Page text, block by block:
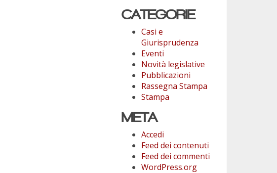
CATEGORIE
Casi e
Giurisprudenza
Eventi
Novità legislative
Pubblicazioni
Rassegna Stampa
Stampa
META
Accedi
Feed dei contenuti
Feed dei commenti
WordPress.org